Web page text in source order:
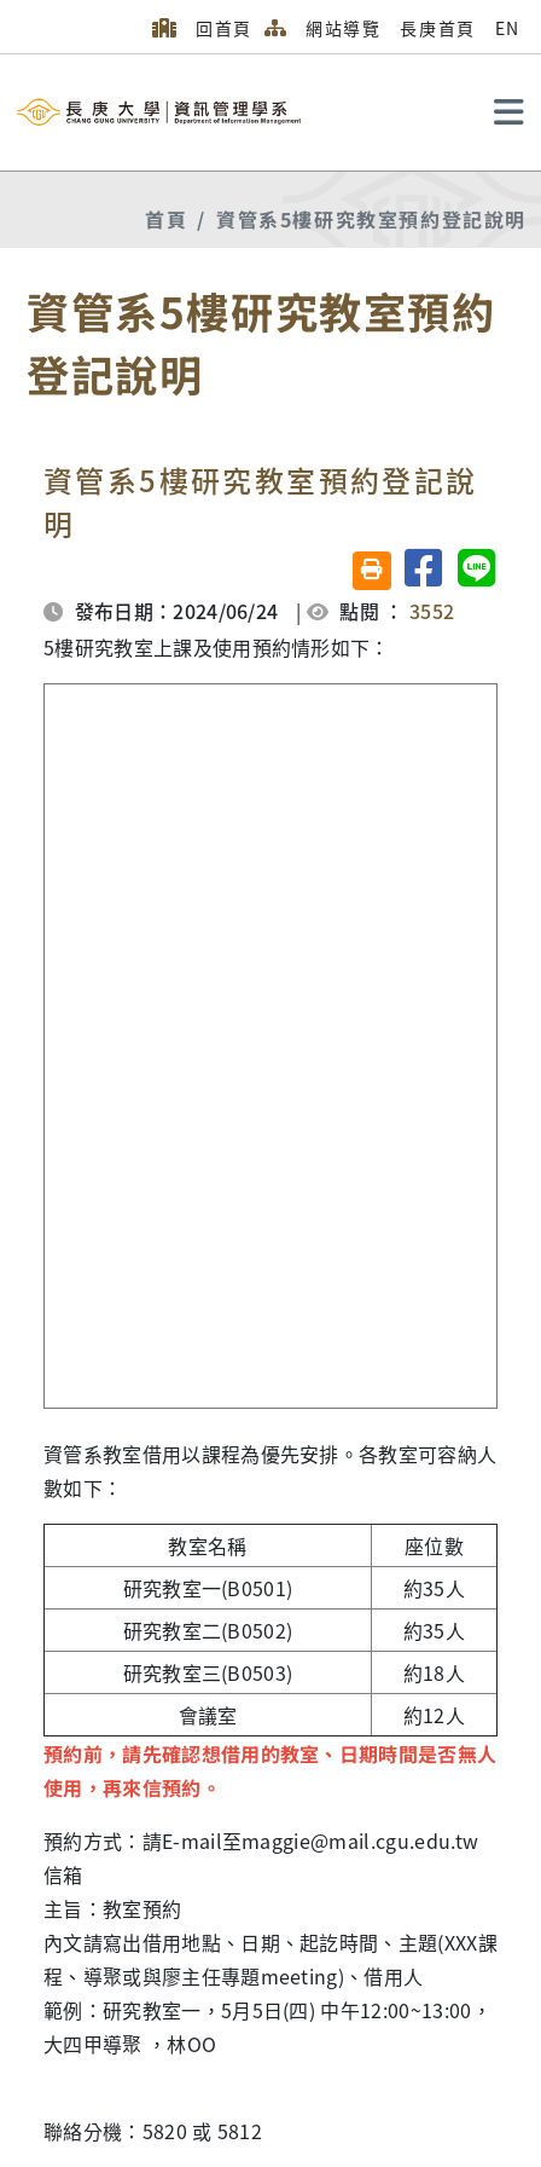
回首頁 網站導覽 長庚首頁 EN
首頁 資管系5樓研究教室預約登記說明
資管系5樓研究教室預約
登記說明
資管系5樓研究教室預約登記說
明
友善列印(另開視窗)
分享至臉書分享
發布日期：2024/06/24 | 點閱 ：3552
5樓研究教室上課及使用預約情形如下：
資管系教室借用以課程為優先安排。各教室可容納人
數如下：
教室名稱
座位數
研究教室一(B0501)
約35人
研究教室二(B0502)
約35人
研究教室三(B0503)
約18人
會議室
約12人
預約前，請先確認想借用的教室、日期時間是否無人
使用，再來信預約。
預約方式：請E-mail至maggie@mail.cgu.edu.tw
信箱
主旨：教室預約
內文請寫出借用地點、日期、起訖時間、主題(XXX課
程、導聚或與廖主任專題meeting)、借用人
範例：研究教室一，5月5日(四) 中午12:00~13:00，
大四甲導聚 ，林OO
聯絡分機：5820 或 5812